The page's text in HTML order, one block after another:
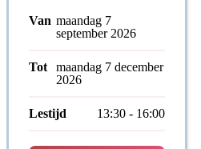
Van maandag 7
september 2026
Tot
maandag 7 december
2026
Lestijd 13:30 - 16:00